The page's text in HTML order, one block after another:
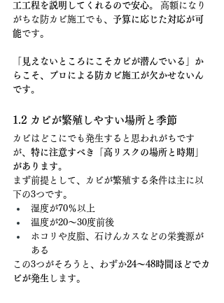
工工程を説明してくれるので安心。
高額になり
がちな防カビ施工でも、 予算に応じた対応が可
能です。
「見えないところにこそカビが潜んでいる」か
らこそ、プロによる防カビ施工が欠かせないん
です。
1.2 カビが繁殖しやすい場所と季節
カビはどこにでも発生すると思われがちです
が、 特に注意すべき「高リスクの場所と時期」
があります。
まず前提として、カビが繁殖する条件は主に以
下の3つです。
湿度が70％以上
温度が20〜30度前後
ホコリや皮脂、石けんカスなどの栄養源が
ある
この3つがそろうと、わずか24〜48時間ほどでカ
ビが発生 します。